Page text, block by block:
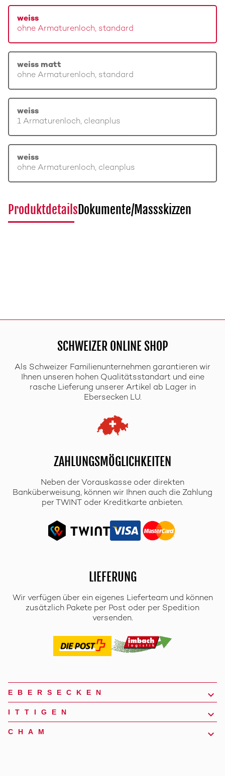
weiss
ohne Armaturenloch, standard
weiss matt
ohne Armaturenloch, standard
weiss
1 Armaturenloch, cleanplus
weiss
ohne Armaturenloch, cleanplus
ProduktdetailsDokumente/Massskizzen
SCHWEIZER ONLINE SHOP
Als Schweizer Familienunternehmen garantieren wir
Ihnen unseren hohen Qualitätsstandart und eine
rasche Lieferung unserer Artikel ab Lager in
Ebersecken LU.
ZAHLUNGSMÖGLICHKEITEN
Neben der Vorauskasse oder direkten
Banküberweisung, können wir Ihnen auch die Zahlung
per TWINT oder Kreditkarte anbieten.
LIEFERUNG
Wir verfügen über ein eigenes Lieferteam und können
zusätzlich Pakete per Post oder per Spedition
versenden.
EBERSECKEN
ITTIGEN
CHAM